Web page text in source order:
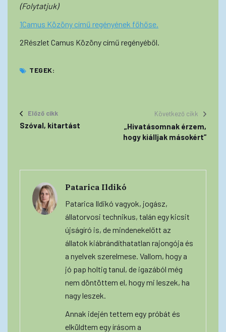
(Folytatjuk)
1Camus Közöny című regényének főhőse.
2Részlet Camus Közöny című regényéből.
TEGEK:
Előző cikk
Szóval, kitartást
Következő cikk
„Hivatásomnak érzem,
hogy kiálljak másokért”
Patarica Ildikó
Patarica Ildikó vagyok, jogász,
állatorvosi technikus, talán egy kicsit
újságíró is, de mindenekelőtt az
állatok kiábrándíthatatlan rajongója és
a nyelvek szerelmese. Vallom, hogy a
jó pap holtig tanul, de igazából még
nem döntöttem el, hogy mi leszek, ha
nagy leszek.
Annak idején tettem egy próbát és
elküldtem egy írásom a